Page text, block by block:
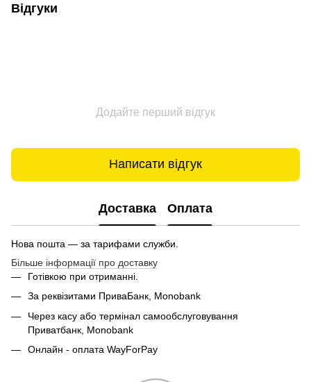
Відгуки
Додайте перший відгук
Написати відгук
Доставка Оплата
Нова пошта — за тарифами служби.
Більше інформації про доставку
Готівкою при отриманні.
За реквізитами ПриваБанк, Monobank
Через касу або термінал самообслуговування
Приватбанк, Monobank
Онлайн - оплата WayForPay